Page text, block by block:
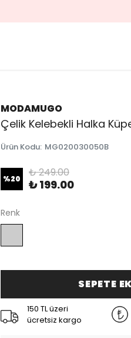
MODAMUGO
Çelik Kelebekli Halka
Ürün Kodu: MG020030050B
%20 ₺ 249.00
₺ 199.00
Renk
SEPETE
150 TL üzeri
ücretsiz kargo